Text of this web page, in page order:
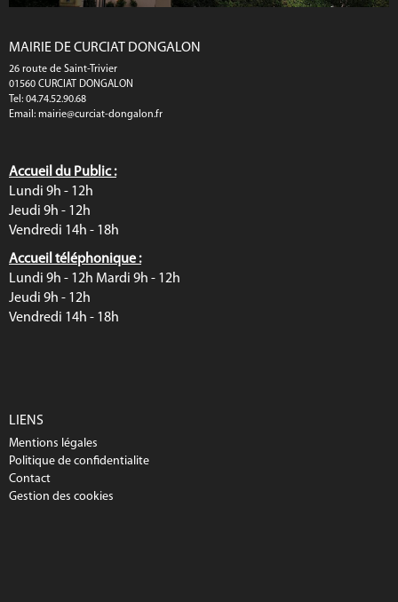
MAIRIE DE CURCIAT DONGALON
26 route de Saint-Trivier
01560 CURCIAT DONGALON
Tel: 04.74.52.90.68
Email: mairie@curciat-dongalon.fr
Accueil du Public :
Lundi 9h - 12h
Jeudi 9h - 12h
Vendredi 14h - 18h
Accueil téléphonique :
Lundi 9h - 12h Mardi 9h - 12h
Jeudi 9h - 12h
Vendredi 14h - 18h
LIENS
Mentions légales
Politique de confidentialite
Contact
Gestion des cookies